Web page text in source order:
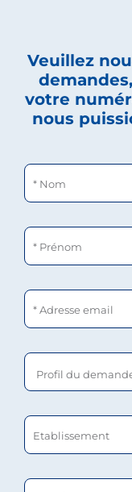
Veuillez
votre
nous
Nom
Prénom
Adresse email
Profil du demandeur
Etablissement
State/Province